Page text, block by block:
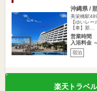
沖縄県 /
美栄橋駅
【ゆいレ
【車】那…
営業時間
入浴料金 ～
宿泊
楽天トラベ